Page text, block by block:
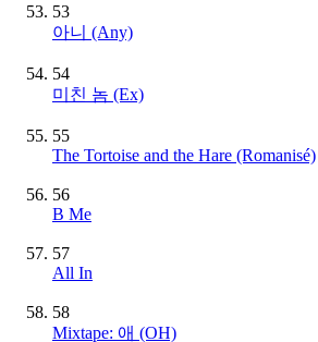
53
아니 (Any)
54
미친 놈 (Ex)
55
The Tortoise and the Hare (Romanisé)
56
B Me
57
All In
58
Mixtape: 애 (OH)